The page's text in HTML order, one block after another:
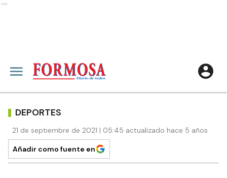
Ads
DEPORTES
21 de septiembre de 2021 | 05:45 actualizado hace 5 años
Añadir como fuente en